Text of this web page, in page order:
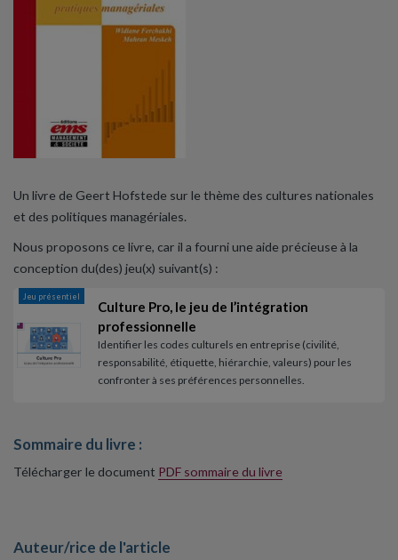
Un livre de Geert Hofstede sur le thème des cultures nationales
et des politiques managériales.
Nous proposons ce livre, car il a fourni une aide précieuse à la
conception du(des) jeu(x) suivant(s) :
Jeu présentiel
Culture Pro, le jeu de l’intégration
professionnelle
Identifier les codes culturels en entreprise (civilité,
responsabilité, étiquette, hiérarchie, valeurs) pour les
confronter à ses préférences personnelles.
Sommaire du livre :
Télécharger le document PDF sommaire du livre
Auteur/rice de l'article